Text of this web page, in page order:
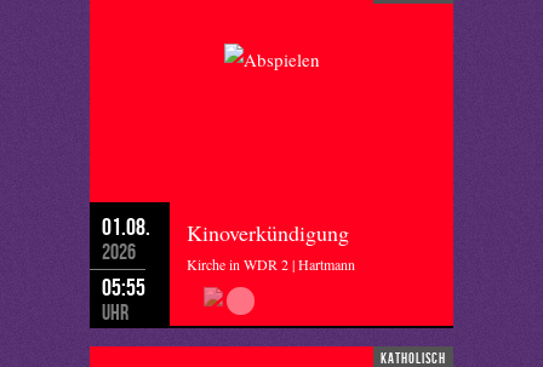
01.08.
2026
05:55
Uhr
Kinoverkündigung
Kirche in WDR 2 | Hartmann
katholisch